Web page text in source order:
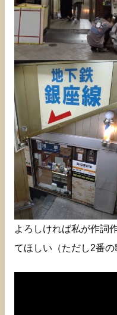
よろしければ私が作詞
てほしい（ただし2番の